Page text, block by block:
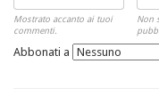
Mostrato accanto ai tuoi
commenti.
Non
Abbonati a